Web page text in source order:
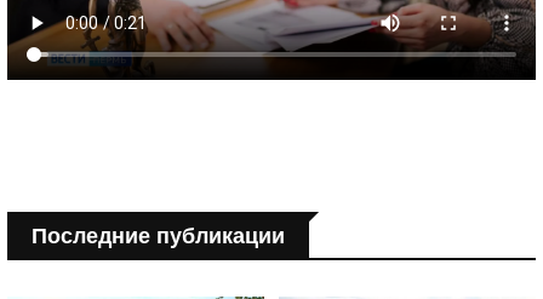
Последние публикации